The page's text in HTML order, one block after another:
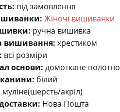
під замовлення
Жіночі вишиванки
ручна вишивка
вишивання: хрестиком
всі розміри
основи: домоткане полотно
білий
муліне(шерсть/акріл)
Нова Пошта